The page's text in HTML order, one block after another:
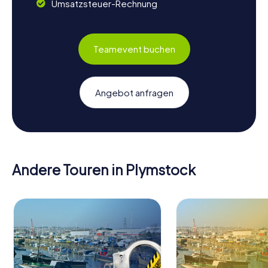
Umsatzsteuer-Rechnung
Teamevent buchen
Angebot anfragen
Andere Touren in Plymstock